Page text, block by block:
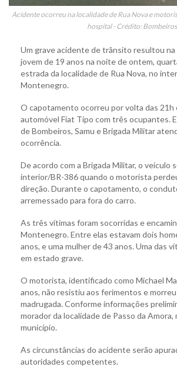
Acidente ocorreu na localidade de Rua Nova e
hospital - Crédito: Bombeiros
Um grave acidente de trânsito resultou na
jovem de 19 anos na noite de ontem,
estrada da localidade de Rua Nova, no
Montenegro.
O capotamento ocorreu por volta das 21h
automóvel Fiat Tipo com três ocupantes.
de Bombeiros, Samu e Brigada Militar
ocorrência.
De acordo com a Brigada Militar, o veículo
interior/BR-386 quando o motorista
direção. Durante o capotamento, o
arremessado para fora do carro.
As três vítimas foram socorridas e
Montenegro. Entre elas estavam dois
anos, e uma mulher de 43 anos. Uma das
em estado grave.
O motorista, identificado como Michael
anos, não resistiu aos ferimentos e
madrugada. Conforme informações
morador da localidade de Passo da
município.
As circunstâncias do acidente serão
autoridades competentes.